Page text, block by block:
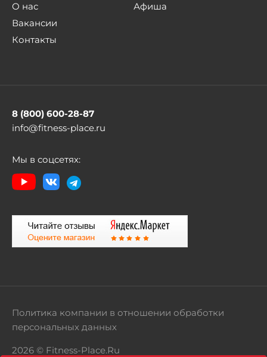
О нас
Вакансии
Контакты
Афиша
8 (800) 600-28-87
info@fitness-place.ru
Мы в соцсетях:
2026 © Fitness-Place.Ru
Политика компании в отношении обработки
персональных данных